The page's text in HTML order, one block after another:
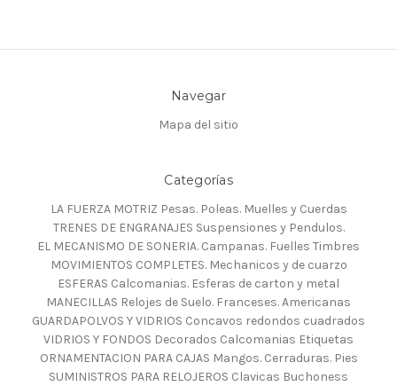
Navegar
Mapa del sitio
Categorías
LA FUERZA MOTRIZ Pesas. Poleas. Muelles y Cuerdas
TRENES DE ENGRANAJES Suspensiones y Pendulos.
EL MECANISMO DE SONERIA. Campanas. Fuelles Timbres
MOVIMIENTOS COMPLETES. Mechanicos y de cuarzo
ESFERAS Calcomanias. Esferas de carton y metal
MANECILLAS Relojes de Suelo. Franceses. Americanas
GUARDAPOLVOS Y VIDRIOS Concavos redondos cuadrados
VIDRIOS Y FONDOS Decorados Calcomanias Etiquetas
ORNAMENTACION PARA CAJAS Mangos. Cerraduras. Pies
SUMINISTROS PARA RELOJEROS Clavicas Buchoness